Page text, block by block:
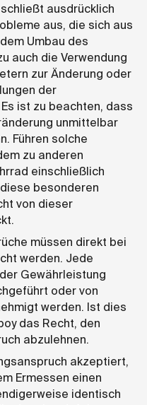
ausdrücklich
aus, die sich aus
Umbau des
auch die Verwendung
zur Änderung oder
der
ist zu beachten, dass
unmittelbar
Führen solche
zu anderen
einschließlich
besonderen
von dieser
müssen direkt bei
werden. Jede
Gewährleistung
oder von
werden. Ist dies
das Recht, den
abzulehnen.
akzeptiert,
Ermessen einen
identisch